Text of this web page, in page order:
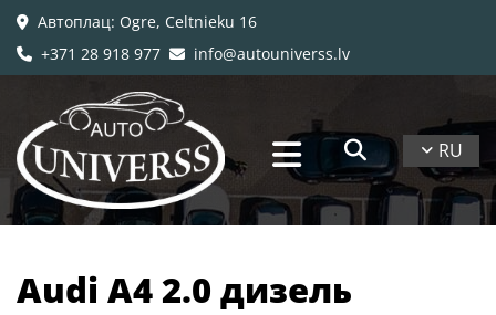
 Автоплац: Ogre, Celtnieku 16
 +371 28 918 977  info@autouniverss.lv
RU
Audi A4 2.0 дизель